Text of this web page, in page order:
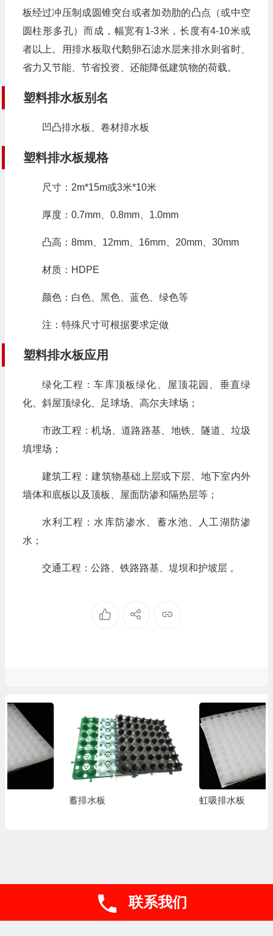
板经过冲压制成圆锥突台或者加劲肋的凸点（或中空
圆柱形多孔）而成，幅宽有1-3米，长度有4-10米或
者以上。用排水板取代鹅卵石滤水层来排水则省时、
省力又节能、节省投资、还能降低建筑物的荷载。
塑料排水板别名
凹凸排水板、卷材排水板
塑料排水板规格
尺寸：2m*15m或3米*10米
厚度：0.7mm、0.8mm、1.0mm
凸高：8mm、12mm、16mm、20mm、30mm
材质：HDPE
颜色：白色、黑色、蓝色、绿色等
注：特殊尺寸可根据要求定做
塑料排水板应用
绿化工程：车库顶板绿化、屋顶花园、垂直绿
化、斜屋顶绿化、足球场、高尔夫球场；
市政工程：机场、道路路基、地铁、隧道、垃圾
填埋场；
建筑工程：建筑物基础上层或下层、地下室内外
墙体和底板以及顶板、屋面防渗和隔热层等；
水利工程：水库防渗水、蓄水池、人工湖防渗
水；
交通工程：公路、铁路路基、堤坝和护坡层 。
联系我们